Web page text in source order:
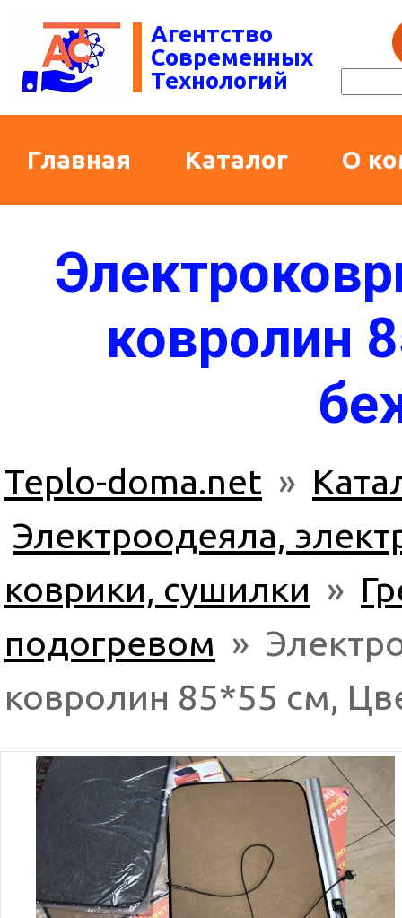
Агентство
Современных
Технологий
Главная Каталог О
ковролин
Teplo-doma.net »
Электроодеяла,
коврики, сушилки »
подогревом »
ковролин 85*55 см,